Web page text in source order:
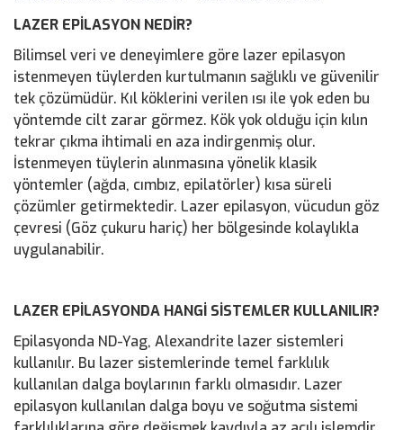
LAZER EPİLASYON NEDİR?
Bilimsel veri ve deneyimlere göre lazer epilasyon
istenmeyen tüylerden kurtulmanın sağlıklı ve güvenilir
tek çözümüdür. Kıl köklerini verilen ısı ile yok eden bu
yöntemde cilt zarar görmez. Kök yok olduğu için kılın
tekrar çıkma ihtimali en aza indirgenmiş olur.
İstenmeyen tüylerin alınmasına yönelik klasik
yöntemler (ağda, cımbız, epilatörler) kısa süreli
çözümler getirmektedir. Lazer epilasyon, vücudun göz
çevresi (Göz çukuru hariç) her bölgesinde kolaylıkla
uygulanabilir.
LAZER EPİLASYONDA HANGİ SİSTEMLER KULLANILIR?
Epilasyonda ND-Yag, Alexandrite lazer sistemleri
kullanılır. Bu lazer sistemlerinde temel farklılık
kullanılan dalga boylarının farklı olmasıdır. Lazer
epilasyon kullanılan dalga boyu ve soğutma sistemi